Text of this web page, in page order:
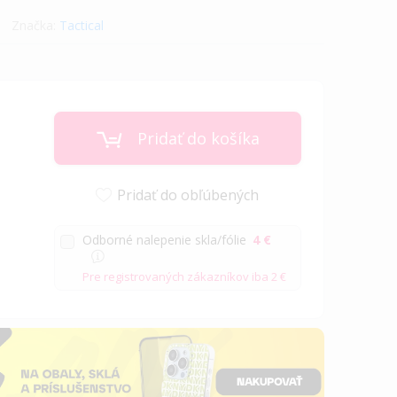
Tactical
Pridať do košíka
Pridať do obľúbených
Odborné nalepenie skla/fólie 4 €
Pre registrovaných zákazníkov iba 2 €